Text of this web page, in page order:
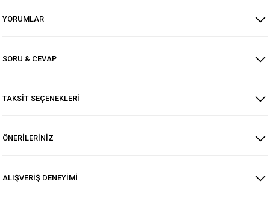
YORUMLAR
SORU & CEVAP
TAKSİT SEÇENEKLERİ
ÖNERİLERİNİZ
ALIŞVERİŞ DENEYİMİ